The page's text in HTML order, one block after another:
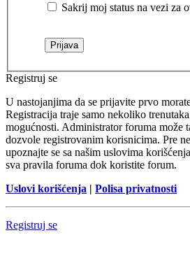
Sakrij moj status na vezi za
Registruj se
U nastojanjima da se prijavite prvo
Registracija traje samo nekoliko
mogućnosti. Administrator foruma može
dozvole registrovanim korisnicima. Pre
upoznajte se sa našim uslovima
sva pravila foruma dok koristite forum.
Uslovi korišćenja | Polisa privatnosti
Registruj se